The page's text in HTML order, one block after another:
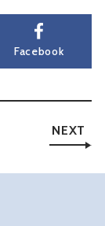
Facebook
NEXT